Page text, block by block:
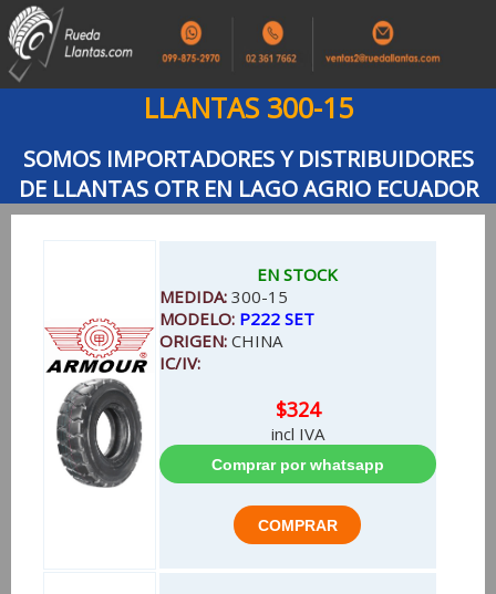
LLANTAS 300-15
SOMOS IMPORTADORES Y DISTRIBUIDORES
DE LLANTAS OTR EN LAGO AGRIO ECUADOR
EN STOCK
MEDIDA: 300-15
MODELO: P222 SET
ORIGEN: CHINA
IC/IV:
$324
incl IVA